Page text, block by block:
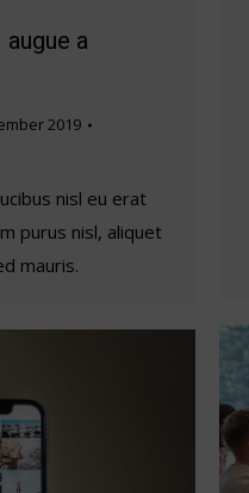
a
2019
nisl eu erat
purus nisl, aliquet
mauris.